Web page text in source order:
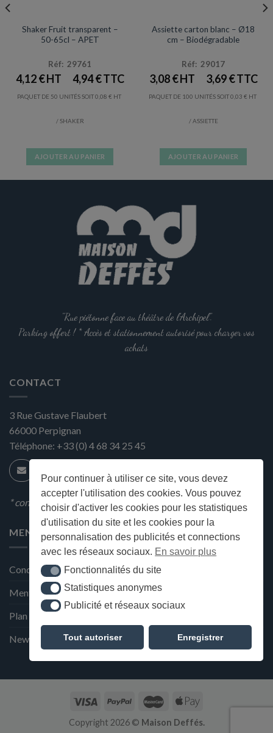
Pour continuer à utiliser ce site, vous devez
accepter l'utilisation des cookies. Vous pouvez
choisir d'activer les cookies pour les statistiques
d'utilisation du site et les cookies pour la
personnalisation des publicités et connections
avec les réseaux sociaux. En savoir plus
Fonctionnalités du site
Fonctionnalités du site
Statistiques anonymes
Statistiques anonymes
Publicité et réseaux sociaux
Publicité et réseaux sociaux
Tout autoriser Enregistrer
Prix en baisse
Shaker Fruit transparent –
50-65cl – APET
Réf: 29761
4,12€ 4,94€
PAQUET DE 50 UNITÉS SOIT0,08 €
/ SHAKER
AJOUTER AU PANIER
Prix en baisse
Assiette carton blanc – Ø18
cm – Biodégradable
Réf: 29017
3,08€ 3,69€
PAQUET DE 100 UNITÉS SOIT0,03 €
/ ASSIETTE
AJOUTER AU PANIER
"Rue piétonne face au théâtre de l'Archipel".
Parking offert ! * Accès et stationnement autorisé pour charger vos
achats
CONTACT
3 Rue Gustave Flaubert
66000 Perpignan
Téléphone: +33 (0) 4 68 34 25 45
* condition en magasin
MENU
Conditions générales de ventes
Mentions Légales et Politique de confidentialité
Plan du site
Newsletter de la Maison Deffès
Copyright 2026 © Maison Deffés.